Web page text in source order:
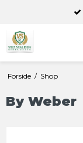
Forside / Shop
By Weber